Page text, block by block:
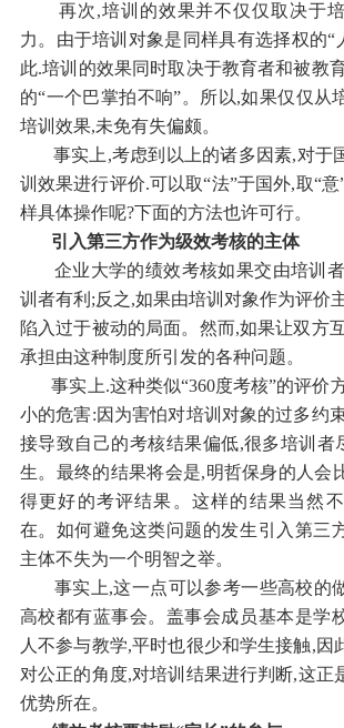
再次,培训的效果并不仅仅取决于
力。由于培训对象是同样具有选择权的“
此.培训的效果同时取决于教育者和被教
的“一个巴掌拍不响”。所以,如果仅仅从
培训效果,未免有失偏颇。
事实上,考虑到以上的诸多因素,对于
训效果进行评价.可以取“法”于国外,取“
样具体操作呢?下面的方法也许可行。
引入第三方作为级效考核的主体
企业大学的绩效考核如果交由培训
训者有利;反之,如果由培训对象作为评价
陷入过于被动的局面。然而,如果让双方
承担由这种制度所引发的各种问题。
事实上.这种类似“360度考核”的评价
小的危害:因为害怕对培训对象的过多约
接导致自己的考核结果偏低,很多培训者
生。最终的结果将会是,明哲保身的人会
得更好的考评结果。这样的结果当然
在。如何避免这类问题的发生引入第三
主体不失为一个明智之举。
事实上,这一点可以参考一些高校的
高校都有蓝事会。盖事会成员基本是学
人不参与教学,平时也很少和学生接触,因
对公正的角度,对培训结果进行判断,这正
优势所在。